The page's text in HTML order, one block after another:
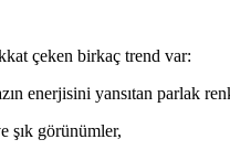
çeken birkaç trend var:
enerjisini yansıtan parlak
şık görünümler,